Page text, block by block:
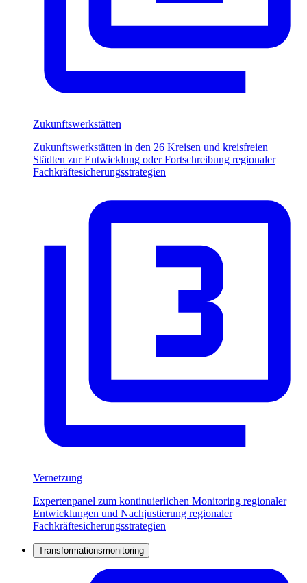
Zukunftswerkstätten
Zukunftswerkstätten in den 26 Kreisen und kreisfreien
Städten zur Entwicklung oder Fortschreibung regionaler
Fachkräftesicherungsstrategien
Vernetzung
Expertenpanel zum kontinuierlichen Monitoring regionaler
Entwicklungen und Nachjustierung regionaler
Fachkräftesicherungsstrategien
Transformationsmonitoring